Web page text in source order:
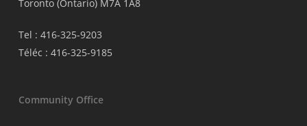
Toronto (Ontario) M7A 1A8
Tel : 416-325-9203
Téléc : 416-325-9185
Community Office